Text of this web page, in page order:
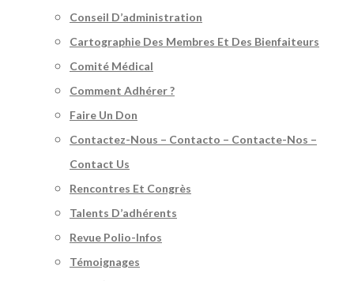
Conseil D’administration
Cartographie Des Membres Et Des Bienfaiteurs
Comité Médical
Comment Adhérer ?
Faire Un Don
Contactez-Nous – Contacto – Contacte-Nos –
Contact Us
Rencontres Et Congrès
Talents D’adhérents
Revue Polio-Infos
Témoignages